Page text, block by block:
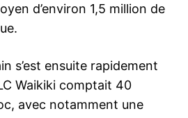
d’environ 1,5 million de
s’est ensuite rapidement
Waikiki comptait 40
avec notamment une